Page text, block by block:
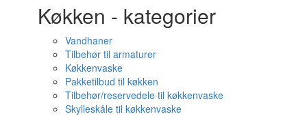
Køkken - kategorier
Vandhaner
Tilbehør til armaturer
Køkkenvaske
Pakketilbud til køkken
Tilbehør/reservedele til køkkenvaske
Skylleskåle til køkkenvaske